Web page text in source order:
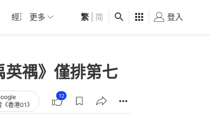
經濟 01深圳 觀點 健康 好食玩飛
更多 繁 简 登入
禑》僅排第七
香港01》
12